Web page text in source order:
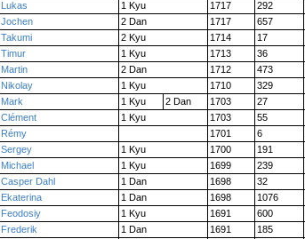
Lukas 1 Kyu 1717 292
Jochen 2 Dan 1717 657
Takumi 2 Kyu 1714 17
Timur 1 Kyu 1713 36
Martin 2 Dan 1712 473
Nikolay 1 Kyu 1710 329
Mark 1 Kyu 2 Dan 1703 27
Clément 1 Kyu 1703 55
Rémy 1701 6
Sergey 1 Kyu 1700 191
Michael 1 Kyu 1699 239
Casper Dahl 1 Dan 1698 32
Ekaterina 1 Dan 1698 1076
Feodosiy 1 Kyu 1691 600
Frederik 1 Dan 1691 185